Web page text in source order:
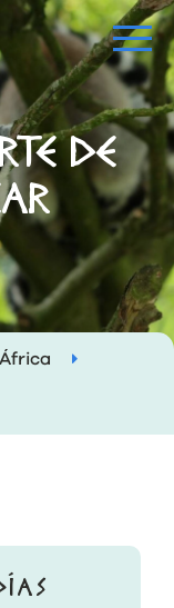
DE
África